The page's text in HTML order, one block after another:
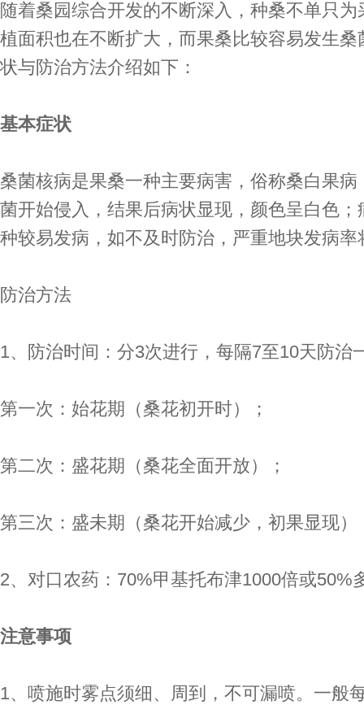
随着桑园综合开发的不断深入，种桑不单只
植面积也在不断扩大，而果桑比较容易发生
状与防治方法介绍如下：
基本症状
桑菌核病是果桑一种主要病害，俗称桑白果病
菌开始侵入，结果后病状显现，颜色呈白色
种较易发病，如不及时防治，严重地块发病
防治方法
1、防治时间：分3次进行，每隔7至10天防治
第一次：始花期（桑花初开时）；
第二次：盛花期（桑花全面开放）；
第三次：盛未期（桑花开始减少，初果显现）
2、对口农药：70%甲基托布津1000倍或50%
注意事项
1、喷施时雾点须细、周到，不可漏喷。一般